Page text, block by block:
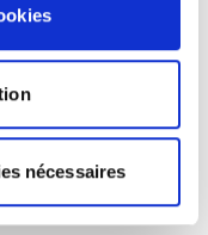
nécessaires